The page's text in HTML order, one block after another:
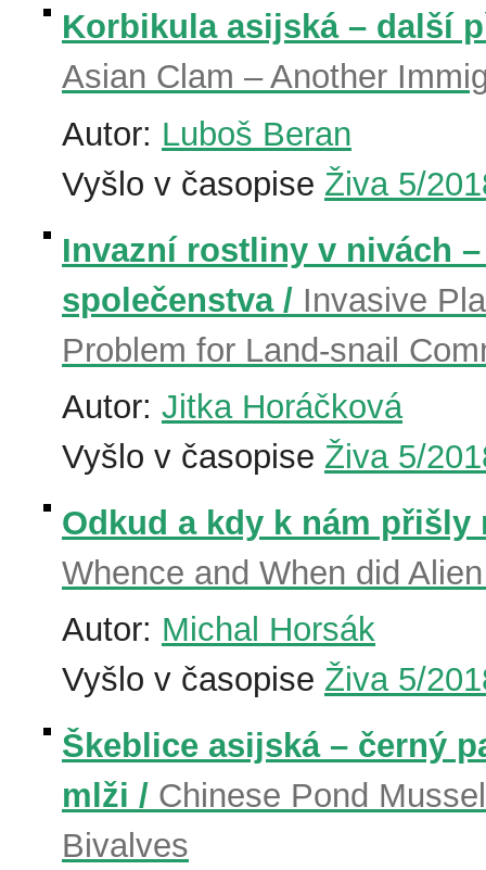
Korbikula asijská – další
Asian Clam – Another
Autor: Luboš Beran
Vyšlo v časopise Živa 5/
Invazní rostliny v nivách
společenstva / Invasive
Problem for Land-snail
Autor: Jitka Horáčková
Vyšlo v časopise Živa 5/
Odkud a kdy k nám
Whence and When did
Autor: Michal Horsák
Vyšlo v časopise Živa 5/
Škeblice asijská – černý
mlži / Chinese Pond
Bivalves